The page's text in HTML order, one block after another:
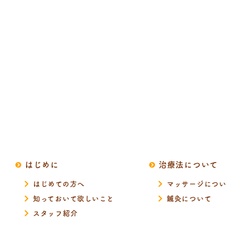
はじめに
はじめての方へ
知っておいて欲しいこと
スタッフ紹介
治療法について
マッサージにつ
鍼灸について